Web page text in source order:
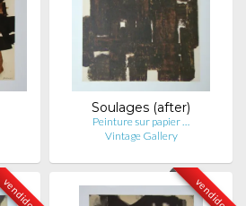
Soulages (after)
Peinture sur papier …
Vintage Gallery
vendido vendido